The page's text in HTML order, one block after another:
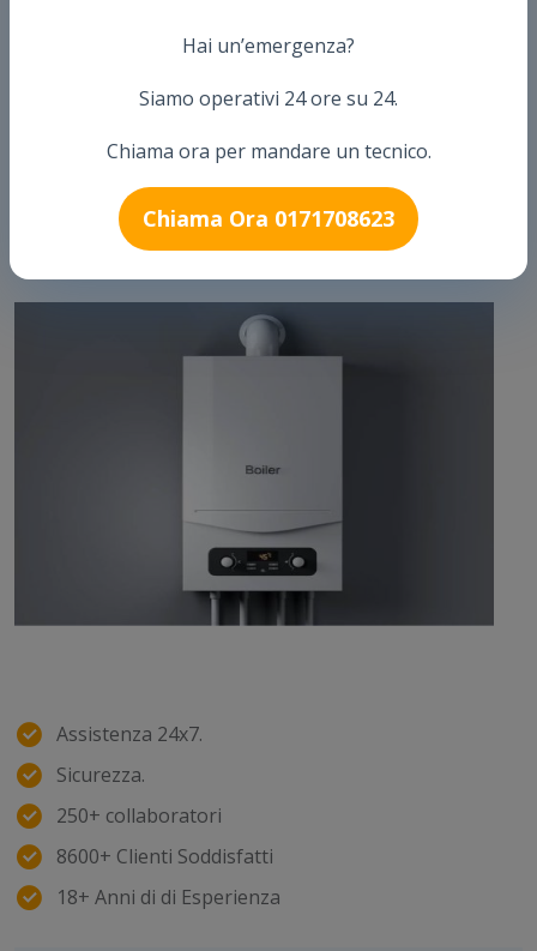
Hai un’emergenza?
Siamo operativi 24 ore su 24.
Chiama ora per mandare un tecnico.
Chiama Ora 0171708623
Avete bisogno di riparare una caldaia, assistenza caldaia,
una caldaia, Pronto Intervento caldaie?
Arthur Pronto Intervento è una delle ditte più importanti sul
territorio Italiano.
Assistenza 24x7.
Sicurezza.
250+ collaboratori
8600+ Clienti Soddisfatti
18+ Anni di di Esperienza